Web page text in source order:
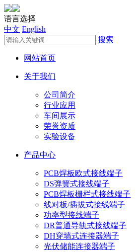
语言选择
中文 English
搜索
网站首页
关于我们
公司简介
行业应用
车间展示
荣誉资质
实验设备
产品中心
PCB焊板欧式接线端子
DS弹簧式接线端子
PCB焊板栅栏式接线端子
线对板/插拔式接线端子
功率型接线端子
DR普通导轨式接线端子
DH穿墙式连接器端子
光伏储能连接器端子